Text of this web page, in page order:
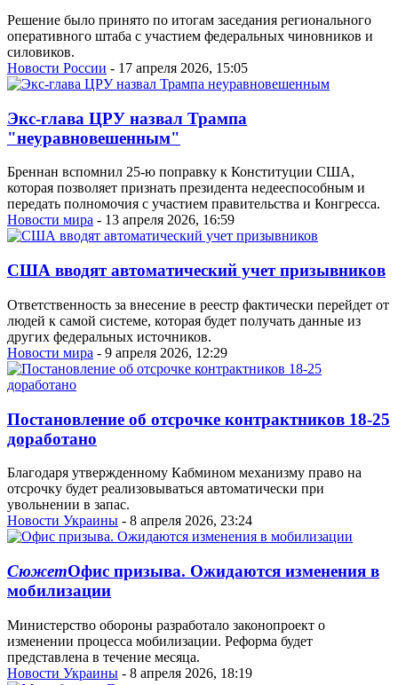
Решение было принято по итогам заседания регионального
оперативного штаба с участием федеральных чиновников и
силовиков.
Новости России - 17 апреля 2026, 15:05
Экс-глава ЦРУ назвал Трампа
"неуравновешенным"
Бреннан вспомнил 25-ю поправку к Конституции США,
которая позволяет признать президента недееспособным и
передать полномочия с участием правительства и Конгресса.
Новости мира - 13 апреля 2026, 16:59
США вводят автоматический учет призывников
Ответственность за внесение в реестр фактически перейдет от
людей к самой системе, которая будет получать данные из
других федеральных источников.
Новости мира - 9 апреля 2026, 12:29
Постановление об отсрочке контрактников 18-25
доработано
Благодаря утвержденному Кабмином механизму право на
отсрочку будет реализовываться автоматически при
увольнении в запас.
Новости Украины - 8 апреля 2026, 23:24
СюжетОфис призыва. Ожидаются изменения в
мобилизации
Министерство обороны разработало законопроект о
изменении процесса мобилизации. Реформа будет
представлена в течение месяца.
Новости Украины - 8 апреля 2026, 18:19